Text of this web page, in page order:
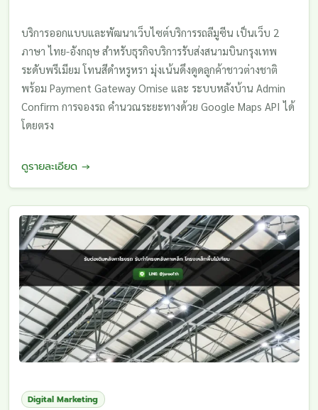
บริการออกแบบและพัฒนาเว็บไซต์บริการรถลีมูซีน เป็นเว็บ 2
ภาษา ไทย-อังกฤษ สำหรับธุรกิจบริการรับส่งสนามบินกรุงเทพ
ระดับพรีเมียม โทนสีดำหรูหรา มุ่งเน้นดึงดูดลูกค้าชาวต่างชาติ
พร้อม Payment Gateway Omise และ ระบบหลังบ้าน Admin
Confirm การจองรถ คำนวณระยะทางด้วย Google Maps API ได้
โดยตรง
ดูรายละเอียด →
Digital Marketing